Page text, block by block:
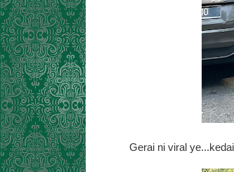
Gerai ni viral